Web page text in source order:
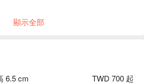
顯示全部
6.5 cm TWD 700 起